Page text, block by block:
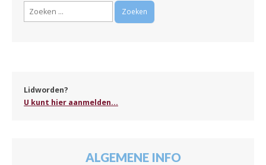
Zoeken
Lidworden?
U kunt hier aanmelden...
ALGEMENE INFO